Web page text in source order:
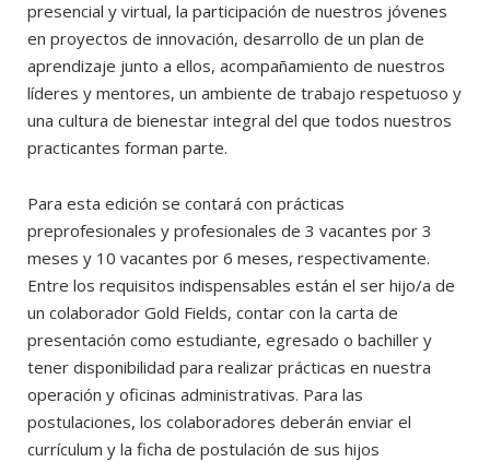
presencial y virtual, la participación de nuestros jóvenes
en proyectos de innovación, desarrollo de un plan de
aprendizaje junto a ellos, acompañamiento de nuestros
líderes y mentores, un ambiente de trabajo respetuoso y
una cultura de bienestar integral del que todos nuestros
practicantes forman parte.
Para esta edición se contará con prácticas
preprofesionales y profesionales de 3 vacantes por 3
meses y 10 vacantes por 6 meses, respectivamente.
Entre los requisitos indispensables están el ser hijo/a de
un colaborador Gold Fields, contar con la carta de
presentación como estudiante, egresado o bachiller y
tener disponibilidad para realizar prácticas en nuestra
operación y oficinas administrativas. Para las
postulaciones, los colaboradores deberán enviar el
currículum y la ficha de postulación de sus hijos